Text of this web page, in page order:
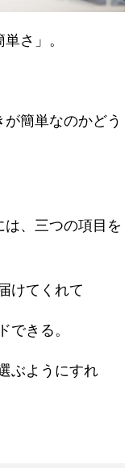
さ」 。
が簡単なのかどう
、三つの項目を
けてくれて
できる。
ぶようにすれ